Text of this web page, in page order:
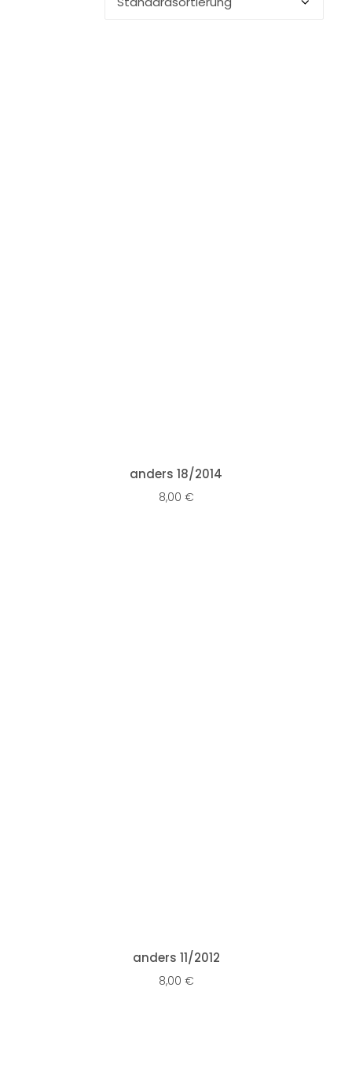
IN DEN WARENKORB
anders 18/2014
8,00 €
IN DEN WARENKORB
anders 11/2012
8,00 €